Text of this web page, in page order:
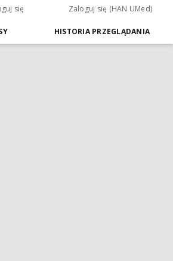
się Zaloguj się (HAN UMed)
HISTORIA PRZEGLĄDANIA